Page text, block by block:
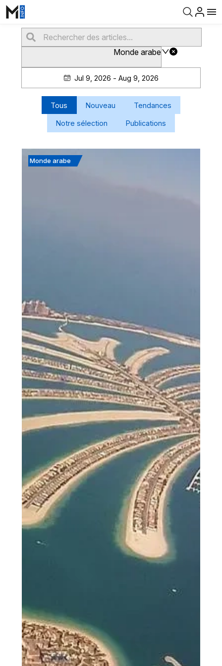
Monde arabe
Jul 9, 2026 - Aug 9, 2026
Tous Nouveau Tendances
Notre sélection Publications
Monde arabe